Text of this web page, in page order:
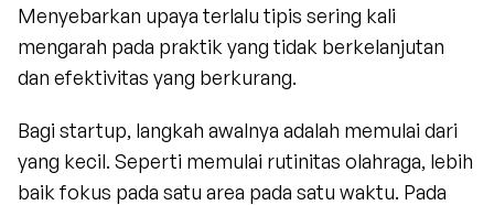
Menyebarkan upaya terlalu tipis sering kali
mengarah pada praktik yang tidak berkelanjutan
dan efektivitas yang berkurang.
Bagi startup, langkah awalnya adalah memulai dari
yang kecil. Seperti memulai rutinitas olahraga, lebih
baik fokus pada satu area pada satu waktu. Pada